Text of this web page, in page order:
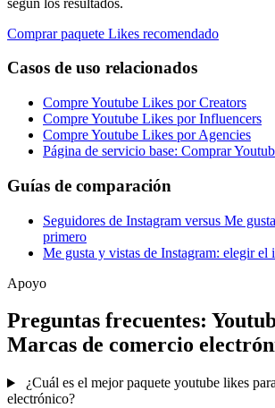
Comprar paquete Likes recomendado
Casos de uso relacionados
Compre Youtube Likes por Creators
Compre Youtube Likes por Influencers
Compre Youtube Likes por Agencies
Página de servicio base: Comprar
Guías de comparación
Seguidores de Instagram versus Me
primero
Me gusta y vistas de Instagram: elegir el
Apoyo
Preguntas frecuentes:
Marcas de comercio
¿Cuál es el mejor paquete youtube likes
electrónico?